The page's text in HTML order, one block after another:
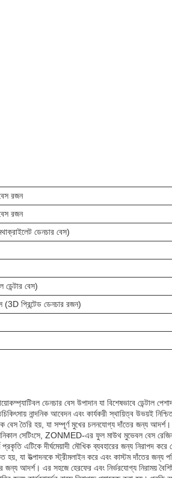
রজন
রজন
ডেনচার বেস)
ডেন্টার বেস)
(3D প্রিন্টেড ডেনচার রজন)
ডেনচার বেস উপাদান যা বিশেষভাবে ডেন্টাল
নান্দনিক আবেদন এবং কার্যকরী স্থায়িত্ব উভয়ই
তৈরি হয়, যা সম্পূর্ণ মুখের চলনযোগ্য দাঁতের জন্য আদর্শ।
সেটিংসে, ZONMED-এর ফুল মাউথ মুভেবল বেস
এটিকে দীর্ঘমেয়াদী মৌখিক ব্যবহারের জন্য নিরাপদ
হয়, যা উত্পাদনকে স্ট্রীমলাইন করে এবং কাস্টম দাঁতের জন্য
জন্য আদর্শ। এর সহজে হেরফের এবং নির্ভরযোগ্য নিরাময়